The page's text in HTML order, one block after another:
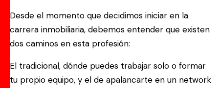
Desde el momento que decidimos iniciar en la
carrera inmobiliaria, debemos entender que existen
dos caminos en esta profesión:
El tradicional, dónde puedes trabajar solo o formar
tu propio equipo, y el de apalancarte en un network